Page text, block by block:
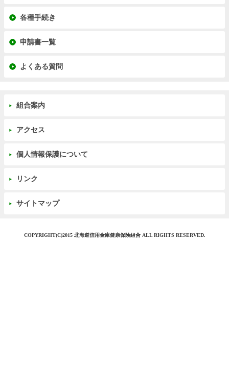
各種手続き
申請書一覧
よくある質問
組合案内
アクセス
個人情報保護について
リンク
サイトマップ
COPYRIGHT(C)2015 北海道信用金庫健康保険組合 ALL RIGHTS RESERVED.